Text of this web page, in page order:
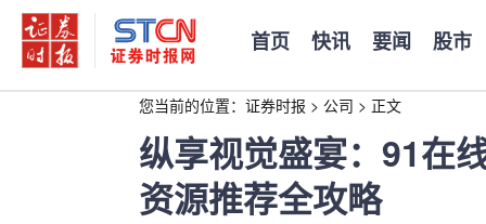
首页 快讯 要闻 股市
您当前的位置： 证券时报 > 公司 > 正文
纵享视觉盛宴：91在
资源推荐全攻略